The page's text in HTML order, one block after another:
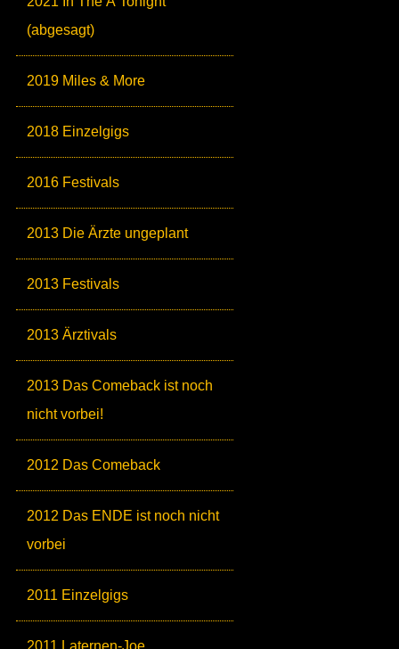
(abgesagt)
2019 Miles & More
2018 Einzelgigs
2016 Festivals
2013 Die Ärzte ungeplant
2013 Festivals
2013 Ärztivals
2013 Das Comeback ist noch
nicht vorbei!
2012 Das Comeback
2012 Das ENDE ist noch nicht
vorbei
2011 Einzelgigs